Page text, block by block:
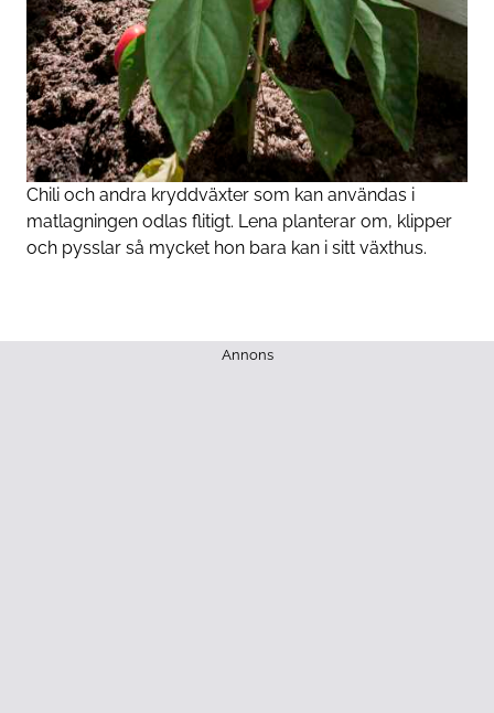
Chili och andra kryddväxter som kan användas i
matlagningen odlas flitigt. Lena planterar om, klipper
och pysslar så mycket hon bara kan i sitt växthus.
Annons